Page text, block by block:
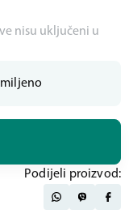
nisu uključeni u
Podijeli proizvod: